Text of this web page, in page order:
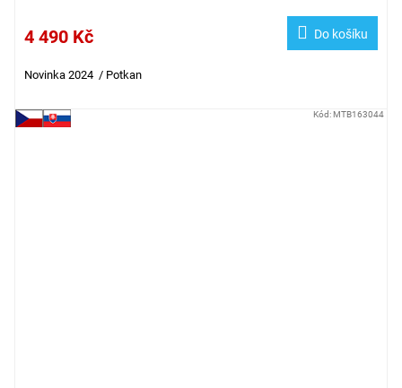
4 490 Kč Do košíku
Novinka 2024 / Potkan
Kód: MTB163044